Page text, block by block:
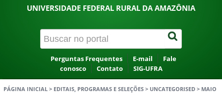
UNIVERSIDADE FEDERAL RURAL DA AMAZÔNIA
Perguntas Frequentes E-mail
Fale
conosco
Contato SIG-UFRA
PÁGINA INICIAL > EDITAIS, PROGRAMAS E SELEÇÕES > UNCATEGORISED > MAIO